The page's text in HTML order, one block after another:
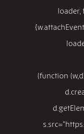
loader,
(function